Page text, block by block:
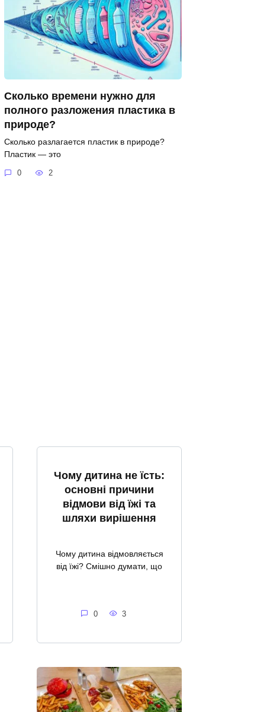
Сколько времени нужно для
полного разложения пластика в
природе?
Сколько разлагается пластик в природе?
Пластик — это
0 2
Чому дитина не їсть:
основні причини
відмови від їжі та
шляхи вирішення
Чому дитина відмовляється
від їжі? Смішно думати, що
0 3